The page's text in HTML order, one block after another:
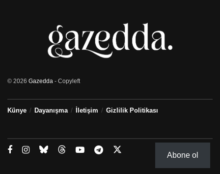
© 2026 Gazedda - Copyleft
Künye Dayanışma İletişim Gizlilik Politikası
Abone ol